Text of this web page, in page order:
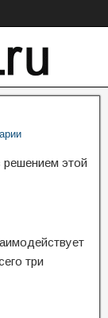
решением этой
три